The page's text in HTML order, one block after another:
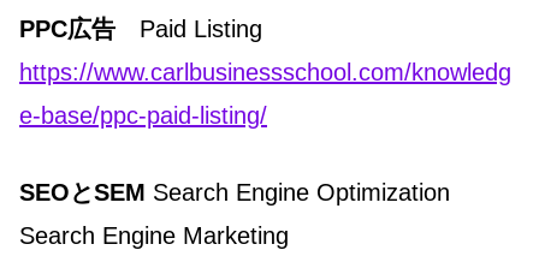
PPC広告 Paid Listing
https://www.carlbusinessschool.com/knowledg
e-base/ppc-paid-listing/
SEOとSEM Search Engine Optimization
Search Engine Marketing